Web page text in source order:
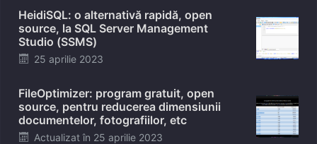
HeidiSQL: o alternativă rapidă, open
source, la SQL Server Management
Studio (SSMS)
Posted
25 aprilie 2023
FileOptimizer: program gratuit, open
source, pentru reducerea dimensiunii
documentelor, fotografiilor, etc
Posted
Actualizat în 25 aprilie 2023